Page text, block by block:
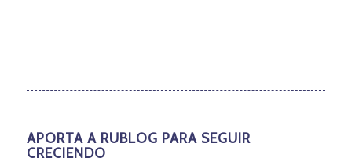
APORTA A RUBLOG PARA SEGUIR
CRECIENDO